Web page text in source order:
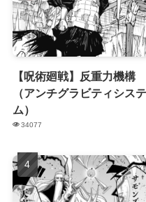
【呪術廻戦】反重力機構
（アンチグラビティシステ
ム）
34077